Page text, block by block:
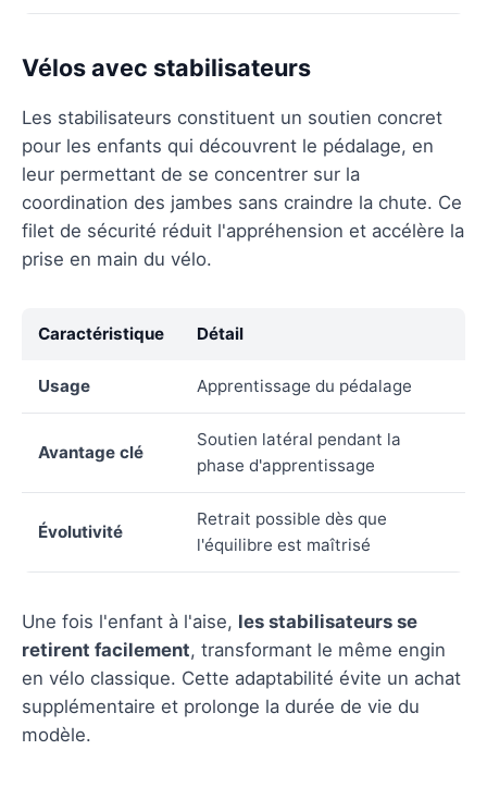
Vélos avec stabilisateurs
Les stabilisateurs constituent un soutien concret
pour les enfants qui découvrent le pédalage, en
leur permettant de se concentrer sur la
coordination des jambes sans craindre la chute. Ce
filet de sécurité réduit l'appréhension et accélère la
prise en main du vélo.
Caractéristique Détail
Usage Apprentissage du pédalage
Avantage clé
Soutien latéral pendant la
phase d'apprentissage
Évolutivité
Retrait possible dès que
l'équilibre est maîtrisé
Une fois l'enfant à l'aise, les stabilisateurs se
retirent facilement, transformant le même engin
en vélo classique. Cette adaptabilité évite un achat
supplémentaire et prolonge la durée de vie du
modèle.